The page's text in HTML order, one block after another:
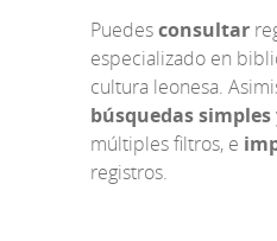
Puedesconsultar
especializado en
cultura leonesa.
búsquedas
múltiples filtros, e
registros.